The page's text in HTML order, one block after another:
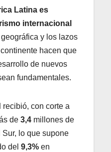
Latina es
internacional
y los lazos
hacen que
de nuevos
fundamentales.
recibió, con corte a
de 3,4 millones de
lo que supone
del 9,3% en